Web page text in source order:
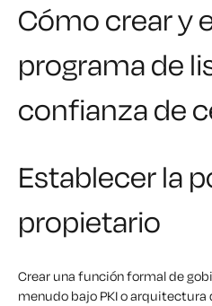
Cómo crear y
programa de
confianza de
Establecer la
propietario
Crear una función formal de
menudo bajo PKI o arquitectura